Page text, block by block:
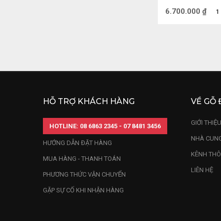
điềm xấu xảy
Theo các
khéo của Rắn
Ngoài ra, nếu
nhà sẽ giúp gia
1
6.700.000 ₫
HỖ TRỢ KHÁCH HÀNG
HOTLINE: 08 6863 2345 - 07 8481 3456
HƯỚNG DẪN ĐẶT HÀNG
MUA HÀNG - THANH TOÁN
PHƯƠNG THỨC VẬN CHUYỂN
GẶP SỰ CỐ KHI NHẬN HÀNG
VỀ GỖ
GIỚI THIỆU
NHÀ
KÊNH
LIÊN HỆ